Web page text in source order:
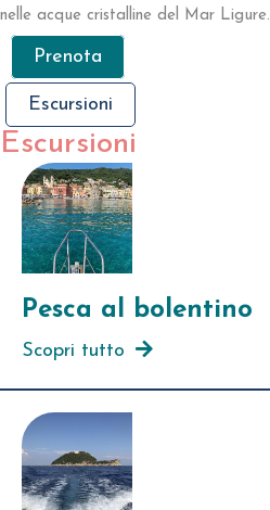
nelle acque cristalline del Mar Ligure.
Prenota
Escursioni
Escursioni
Pesca al bolentino
Scopri tutto